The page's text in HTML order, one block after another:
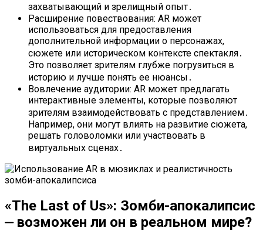
захватывающий и зрелищный опыт․
Расширение повествования: AR может
использоваться для предоставления
дополнительной информации о персонажах,
сюжете или историческом контексте спектакля․
Это позволяет зрителям глубже погрузиться в
историю и лучше понять ее нюансы․
Вовлечение аудитории: AR может предлагать
интерактивные элементы, которые позволяют
зрителям взаимодействовать с представлением․
Например, они могут влиять на развитие сюжета,
решать головоломки или участвовать в
виртуальных сценах․
«The Last of Us»: Зомби-апокалипсис
⏤ возможен ли он в реальном мире?